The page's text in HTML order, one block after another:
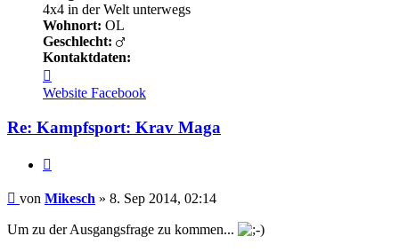
4x4 in der Welt unterwegs
Wohnort: OL
Geschlecht:
Kontaktdaten:
von
Mikesch
Website Facebook
Re: Kampfsport: Krav Maga
Beitrag
von Mikesch » 8. Sep 2014, 02:14
Um zu der Ausgangsfrage zu kommen...